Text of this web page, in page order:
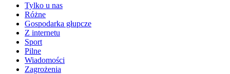
Tylko u nas
Różne
Gospodarka głupcze
Z internetu
Sport
Pilne
Wiadomości
Zagrożenia